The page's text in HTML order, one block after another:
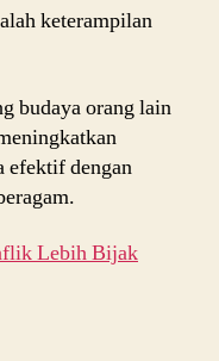
keterampilan
budaya orang lain
efektif dengan
Lebih Bijak